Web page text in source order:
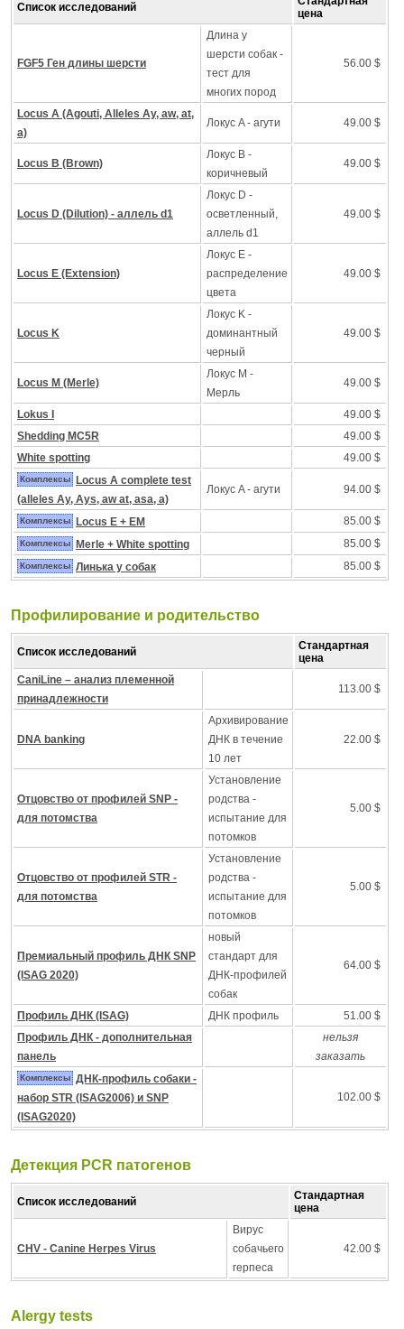
Список исследований
цена
FGF5 Ген длины шерсти
Длина у
шерсти собак -
тест для
многих пород
56.00 $
Locus A (Agouti, Alleles Ay, aw, at,
a)
Локус A - агути 49.00 $
Locus B (Brown)
Локус B -
коричневый
49.00 $
Locus D (Dilution) - аллель d1
Локус D -
осветленный,
аллель d1
49.00 $
Locus E (Extension)
Локус Е -
распределение
цвета
49.00 $
Locus K
Локус K -
доминантный
черный
49.00 $
Locus M (Merle)
Локус M -
Mерль
49.00 $
Lokus I
49.00 $
Shedding MC5R
49.00 $
White spotting
49.00 $
Комплексы
Locus A complete test
(alleles Ay, Ays, aw at, asa, a)
Локус A - агути 94.00 $
Комплексы Locus E + EM 85.00 $
Комплексы Merle + White spotting 85.00 $
Комплексы Линька у собак 85.00 $
Профилирование и pодительство
Список исследований
Стандартная
цена
CaniLine – анализ племенной
принадлежности
113.00 $
DNA banking
Архивирование
ДНК в течение
10 лет
22.00 $
Отцовство от профилей SNP -
для потомства
Установление
родства -
испытание для
потомков
5.00 $
Отцовство от профилей STR -
для потомства
Установление
родства -
испытание для
потомков
5.00 $
Премиальный профиль ДНК SNP
(ISAG 2020)
новый
стандарт для
ДНК-профилей
собак
64.00 $
Профиль ДНК (ISAG) ДНК профиль
51.00 $
Профиль ДНК - дополнительная
панель
нельзя
заказать
Комплексы ДНК-профиль собаки -
набор STR (ISAG2006) и SNP
(ISAG2020)
102.00 $
Детекция PCR патогенов
Список исследований
Стандартная
цена
CHV - Canine Herpes Virus
Вирус
собачьего
герпеса
42.00 $
Alergy tests